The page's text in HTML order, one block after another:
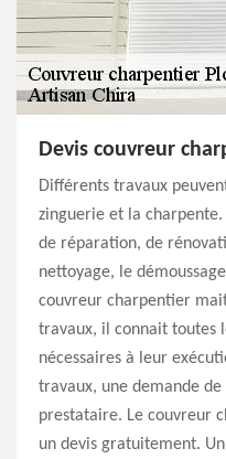
Devis couvreur
Différents travaux
zinguerie et la charpente.
de réparation, de
nettoyage, le
couvreur charpentier
travaux, il connait toutes
nécessaires à leur
travaux, une demande
prestataire. Le couvreur
un devis gratuitement.